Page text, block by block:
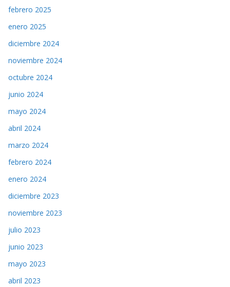
febrero 2025
enero 2025
diciembre 2024
noviembre 2024
octubre 2024
junio 2024
mayo 2024
abril 2024
marzo 2024
febrero 2024
enero 2024
diciembre 2023
noviembre 2023
julio 2023
junio 2023
mayo 2023
abril 2023